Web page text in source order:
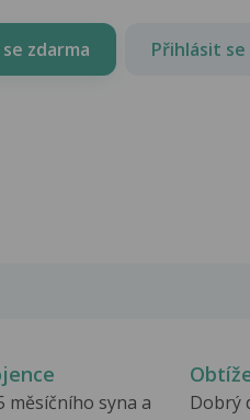
zdarma Přihlásit se
měsíčního syna a
Dobrý